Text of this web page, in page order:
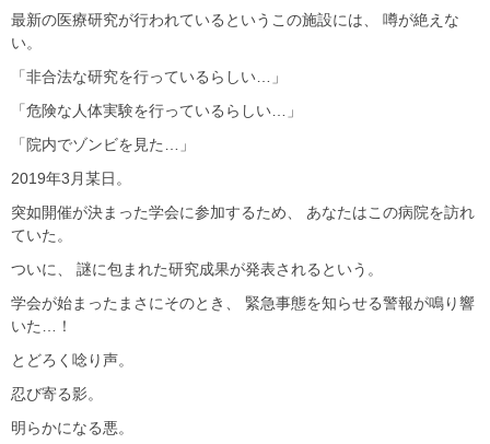
最新の医療研究が行われているというこの施設には、 噂が絶えな
い。
「非合法な研究を行っているらしい…」
「危険な人体実験を行っているらしい…」
「院内でゾンビを見た…」
2019年3月某日。
突如開催が決まった学会に参加するため、 あなたはこの病院を訪れ
ていた。
ついに、 謎に包まれた研究成果が発表されるという。
学会が始まったまさにそのとき、 緊急事態を知らせる警報が鳴り響
いた…！
とどろく唸り声。
忍び寄る影。
明らかになる悪。